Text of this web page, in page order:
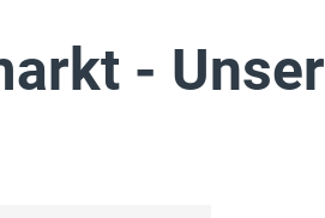
- Unser